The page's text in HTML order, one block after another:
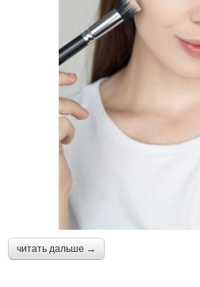
читать дальше →